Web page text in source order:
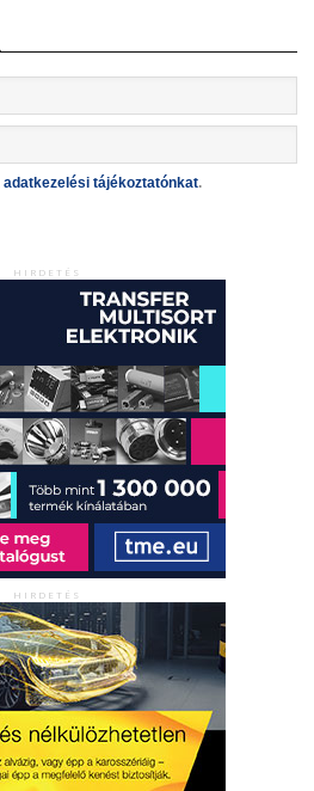
adatkezelési tájékoztatónkat.
HIRDETÉS
HIRDETÉS